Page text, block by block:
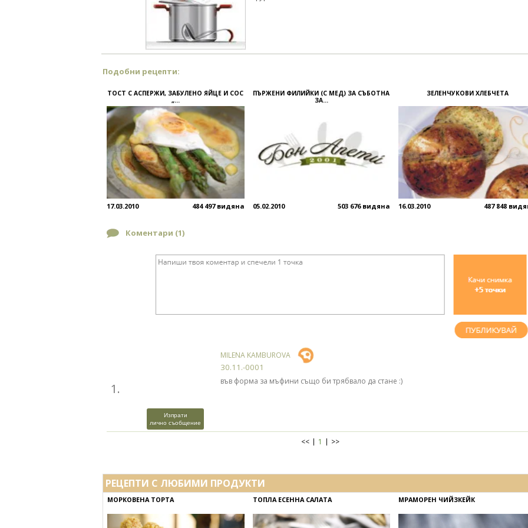
Подобни рецепти:
ТОСТ С АСПЕРЖИ, ЗАБУЛЕНО ЯЙЦЕ И СОС
„...
17.03.2010 484 497 видяна
ПЪРЖЕНИ ФИЛИЙКИ (С МЕД) ЗА СЪБОТНА
ЗА...
05.02.2010 503 676 видяна
ЗЕЛЕНЧУКОВИ ХЛЕБЧЕТА
16.03.2010 487 848
Коментари (1)
1.
Изпрати
лично съобщение
MILENA KAMBUROVA
30.11.-0001
във форма за мъфини също би трябвало да стане :)
<< 1 >>
РЕЦЕПТИ С ЛЮБИМИ ПРОДУКТИ
МОРКОВЕНА ТОРТА ТОПЛА ЕСЕННА САЛАТА МРАМОРЕН ЧИЙЗКЕЙК